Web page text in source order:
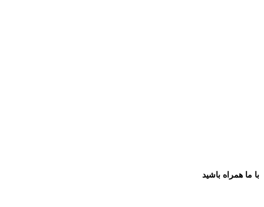
با ما همراه باشید